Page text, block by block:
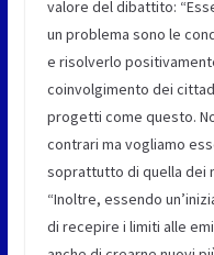
valore del dibattito:
un problema sono le
e risolverlo
coinvolgimento dei
progetti come questo.
contrari ma vogliamo
soprattutto di quella dei
“Inoltre, essendo
di recepire i limiti alle